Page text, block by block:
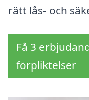
rätt lås- och
Få 3
förpliktelser